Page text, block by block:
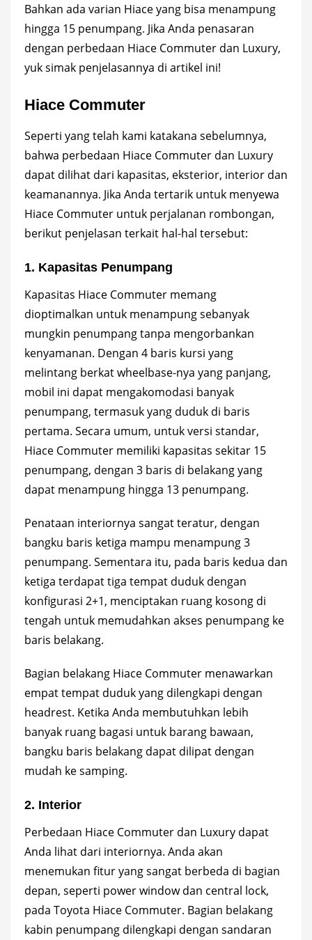
Bahkan ada varian Hiace yang bisa menampung
hingga 15 penumpang. Jika Anda penasaran
dengan perbedaan Hiace Commuter dan Luxury,
yuk simak penjelasannya di artikel ini!
Hiace Commuter
Seperti yang telah kami katakana sebelumnya,
bahwa perbedaan Hiace Commuter dan Luxury
dapat dilihat dari kapasitas, eksterior, interior dan
keamanannya. Jika Anda tertarik untuk menyewa
Hiace Commuter untuk perjalanan rombongan,
berikut penjelasan terkait hal-hal tersebut:
1. Kapasitas Penumpang
Kapasitas Hiace Commuter memang
dioptimalkan untuk menampung sebanyak
mungkin penumpang tanpa mengorbankan
kenyamanan. Dengan 4 baris kursi yang
melintang berkat wheelbase-nya yang panjang,
mobil ini dapat mengakomodasi banyak
penumpang, termasuk yang duduk di baris
pertama. Secara umum, untuk versi standar,
Hiace Commuter memiliki kapasitas sekitar 15
penumpang, dengan 3 baris di belakang yang
dapat menampung hingga 13 penumpang.
Penataan interiornya sangat teratur, dengan
bangku baris ketiga mampu menampung 3
penumpang. Sementara itu, pada baris kedua dan
ketiga terdapat tiga tempat duduk dengan
konfigurasi 2+1, menciptakan ruang kosong di
tengah untuk memudahkan akses penumpang ke
baris belakang.
Bagian belakang Hiace Commuter menawarkan
empat tempat duduk yang dilengkapi dengan
headrest. Ketika Anda membutuhkan lebih
banyak ruang bagasi untuk barang bawaan,
bangku baris belakang dapat dilipat dengan
mudah ke samping.
2. Interior
Perbedaan Hiace Commuter dan Luxury dapat
Anda lihat dari interiornya. Anda akan
menemukan fitur yang sangat berbeda di bagian
depan, seperti power window dan central lock,
pada Toyota Hiace Commuter. Bagian belakang
kabin penumpang dilengkapi dengan sandaran